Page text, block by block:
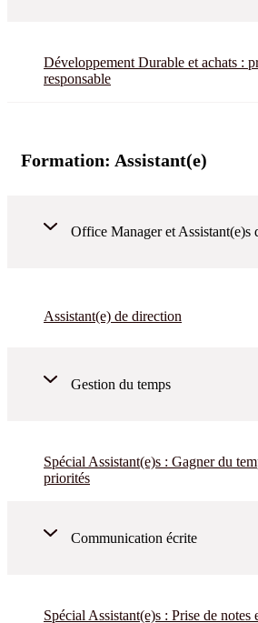
Développement Durable et achats :
responsable
Formation: Assistant(e)
Office Manager et Assistant(e)s
Assistant(e) de direction
Gestion du temps
Spécial Assistant(e)s : Gagner du
priorités
Communication écrite
Spécial Assistant(e)s : Prise de notes